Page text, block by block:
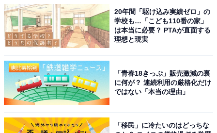
20年間「駆け込み実績ゼロ」の
学校も…「こども110番の家」
は本当に必要？ PTAが直面する
理想と現実
「青春18きっぷ」販売激減の裏
に何が？ 連続利用の厳格化だけ
ではない「本当の理由」
「移民」に冷たいのはどっちな